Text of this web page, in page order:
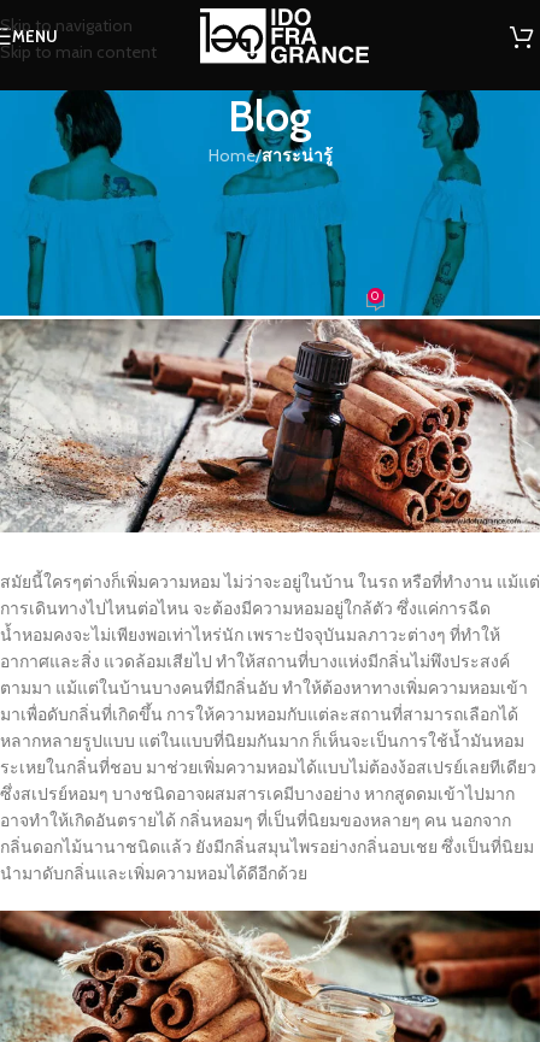
Skip to navigation
Skip to main content
MENU
Blog
Home/สาระน่ารู้
สาระน่ารู้
ก้านอบเชยหอมระเหย สไตล์ออร์แกนิ
น้องน้ำหอม On 15/12/2016 0
สมัยนี้ใครๆต่างก็เพิ่มความหอม ไม่ว่าจะอยู่ในบ้าน ในรถ หรือที่ทำงาน แม้แต่
การเดินทางไปไหนต่อไหน จะต้องมีความหอมอยู่ใกล้ตัว ซึ่งแค่การฉีด
น้ำหอมคงจะไม่เพียงพอเท่าไหร่นัก เพราะปัจจุบันมลภาวะต่างๆ ที่ทำให้
อากาศและสิ่ง แวดล้อมเสียไป ทำให้สถานที่บางแห่งมีกลิ่นไม่พึงประสงค์
ตามมา แม้แต่ในบ้านบางคนที่มีกลิ่นอับ ทำให้ต้องหาทางเพิ่มความหอมเข้า
มาเพื่อดับกลิ่นที่เกิดขึ้น การให้ความหอมกับแต่ละสถานที่สามารถเลือกได้
หลากหลายรูปแบบ แต่ในแบบที่นิยมกันมาก ก็เห็นจะเป็นการใช้น้ำมันหอม
ระเหยในกลิ่นที่ชอบ มาช่วยเพิ่มความหอมได้แบบไม่ต้องง้อสเปรย์เลยทีเดียว
ซึ่งสเปรย์หอมๆ บางชนิดอาจผสมสารเคมีบางอย่าง หากสูดดมเข้าไปมาก
อาจทำให้เกิดอันตรายได้ กลิ่นหอมๆ ที่เป็นที่นิยมของหลายๆ คน นอกจาก
กลิ่นดอกไม้นานาชนิดแล้ว ยังมีกลิ่นสมุนไพรอย่างกลิ่นอบเชย ซึ่งเป็นที่นิยม
นำมาดับกลิ่นและเพิ่มความหอมได้ดีอีกด้วย